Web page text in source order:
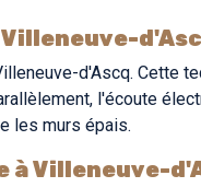
d'Ascq. Cette
l'écoute
les murs épais.
Villeneuve-